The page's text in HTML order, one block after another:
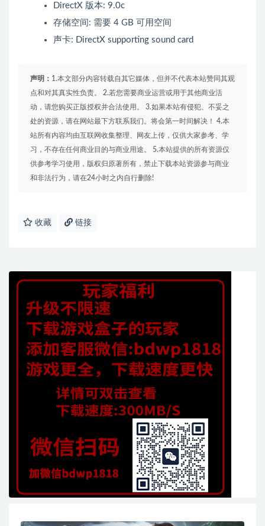
DirectX 版本: 9.0c
存储空间: 需要 4 GB 可用空间
声卡: DirectX supporting sound card
声明： 1.本文部分内容转载自其它媒体，但并不代表本站赞同其观
点和对其真实性负责。 2.若您需要商业运营或用于其他商业活
动，请您购买正版授权并合法使用。 3.如果本站有侵犯、不妥之
处的资源，请在网站最下方联系我们。将会第一时间解决！ 4.本
站所有内容均由互联网收集整理、网友上传，仅供大家参考、学
习，不存在任何商业目的与商业用途。 5.本站提供的所有资源仅
供参考学习使用，版权归原著所有，禁止下载本站资源参与商业
和非法行为，请在24小时之内自行删除!
收藏 链接